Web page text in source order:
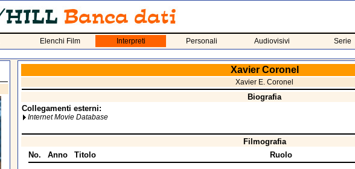
Elenchi Film Interpreti Personali Audiovisivi Serie
Xavier Coronel
Xavier E. Coronel
Biografia
Collegamenti esterni:
Internet Movie Database
Filmografia
No.
Anno Titolo Ruolo